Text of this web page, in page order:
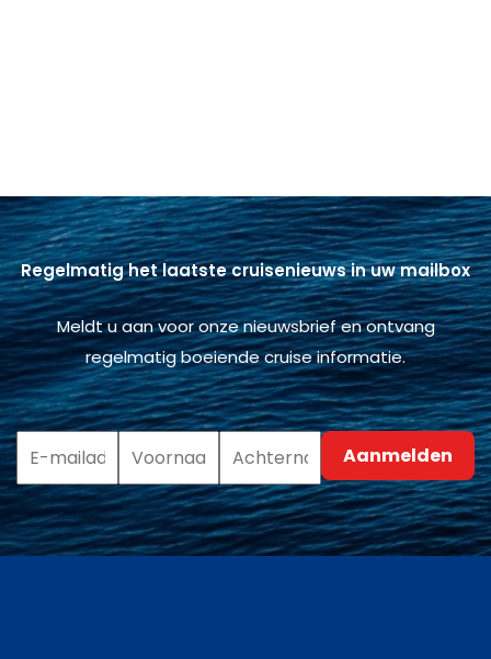
Regelmatig het laatste cruisenieuws in uw mailbox
Meldt u aan voor onze nieuwsbrief en ontvang
regelmatig boeiende cruise informatie.